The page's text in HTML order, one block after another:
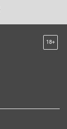
18+